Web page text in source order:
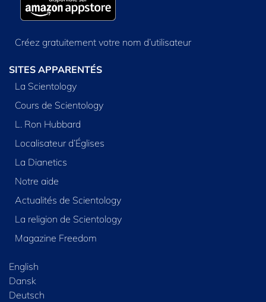
Créez gratuitement votre nom d’utilisateur
SITES APPARENTÉS
La Scientology
Cours de Scientology
L. Ron Hubbard
Localisateur d’Églises
La Dianetics
Notre aide
Actualités de Scientology
La religion de Scientology
Magazine Freedom
English
Dansk
Deutsch